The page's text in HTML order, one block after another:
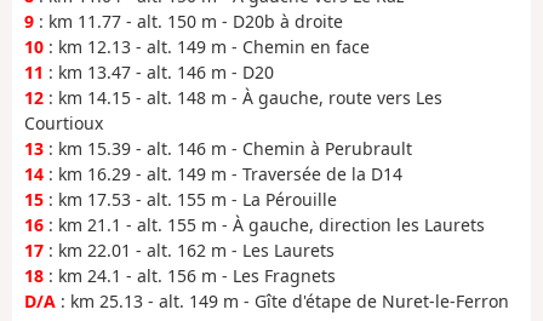
9 : km 11.77 - alt. 150 m - D20b à droite
10 : km 12.13 - alt. 149 m - Chemin en face
11 : km 13.47 - alt. 146 m - D20
12 : km 14.15 - alt. 148 m - À gauche, route vers Les
Courtioux
13 : km 15.39 - alt. 146 m - Chemin à Perubrault
14 : km 16.29 - alt. 149 m - Traversée de la D14
15 : km 17.53 - alt. 155 m - La Pérouille
16 : km 21.1 - alt. 155 m - À gauche, direction les Laurets
17 : km 22.01 - alt. 162 m - Les Laurets
18 : km 24.1 - alt. 156 m - Les Fragnets
D/A : km 25.13 - alt. 149 m - Gîte d'étape de Nuret-le-Ferron